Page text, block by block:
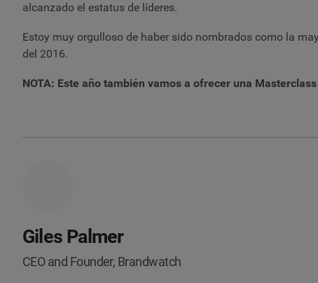
alcanzado el estatus de líderes.
Estoy muy orgulloso de haber sido nombrados como la
del 2016.
NOTA: Este año también vamos a ofrecer una
Giles Palmer
CEO and Founder, Brandwatch